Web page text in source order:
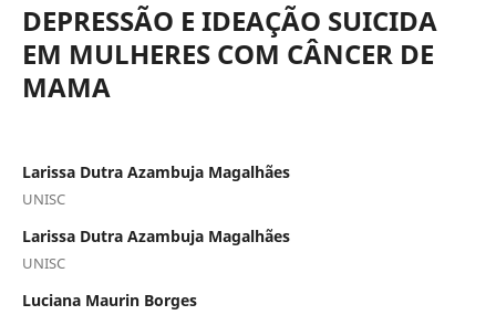
DEPRESSÃO E IDEAÇÃO SUICIDA
EM MULHERES COM CÂNCER DE
MAMA
Larissa Dutra Azambuja Magalhães
UNISC
Larissa Dutra Azambuja Magalhães
UNISC
Luciana Maurin Borges